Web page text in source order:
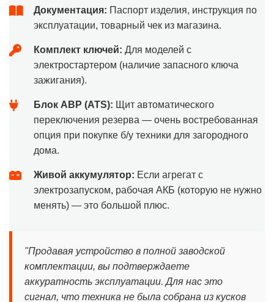
Документация: Паспорт изделия, инструкция по
эксплуатации, товарный чек из магазина.
Комплект ключей: Для моделей с
электростартером (наличие запасного ключа
зажигания).
Блок АВР (ATS): Щит автоматического
переключения резерва — очень востребованная
опция при покупке б/у техники для загородного
дома.
Живой аккумулятор: Если агрегат с
электрозапуском, рабочая АКБ (которую не нужно
менять) — это большой плюс.
"Продавая устройство в полной заводской
комплектации, вы подтверждаете
аккуратность эксплуатации. Для нас это
сигнал, что техника не была собрана из кусков